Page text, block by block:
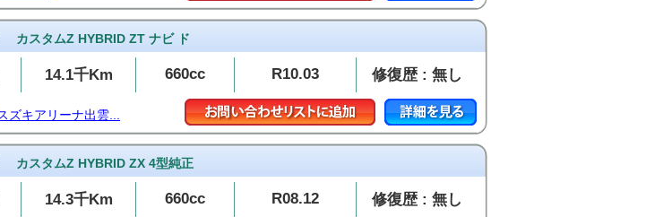
カスタムZ HYBRID ZT ナビ ド
14.1千Km 660cc R10.03 修復歴 : 無し
ズキアリーナ出雲...
カスタムZ HYBRID ZX 4型純正
14.3千Km 660cc R08.12 修復歴 : 無し